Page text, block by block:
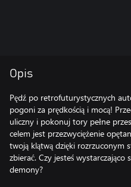
Opis
Pędź po retrofuturystycznych
pogoni za prędkością i mocą!
uliczny i pokonuj tory pełne
celem jest przezwyciężenie
twoją klątwą dzięki rozrzuconym
zbierać. Czy jesteś
demony?